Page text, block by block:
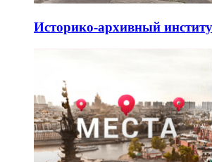
Историко-архивный